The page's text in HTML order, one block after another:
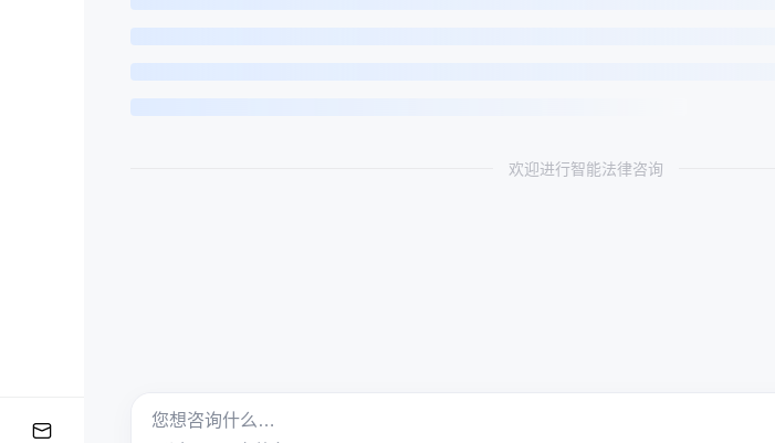
欢迎进行智能法律咨询